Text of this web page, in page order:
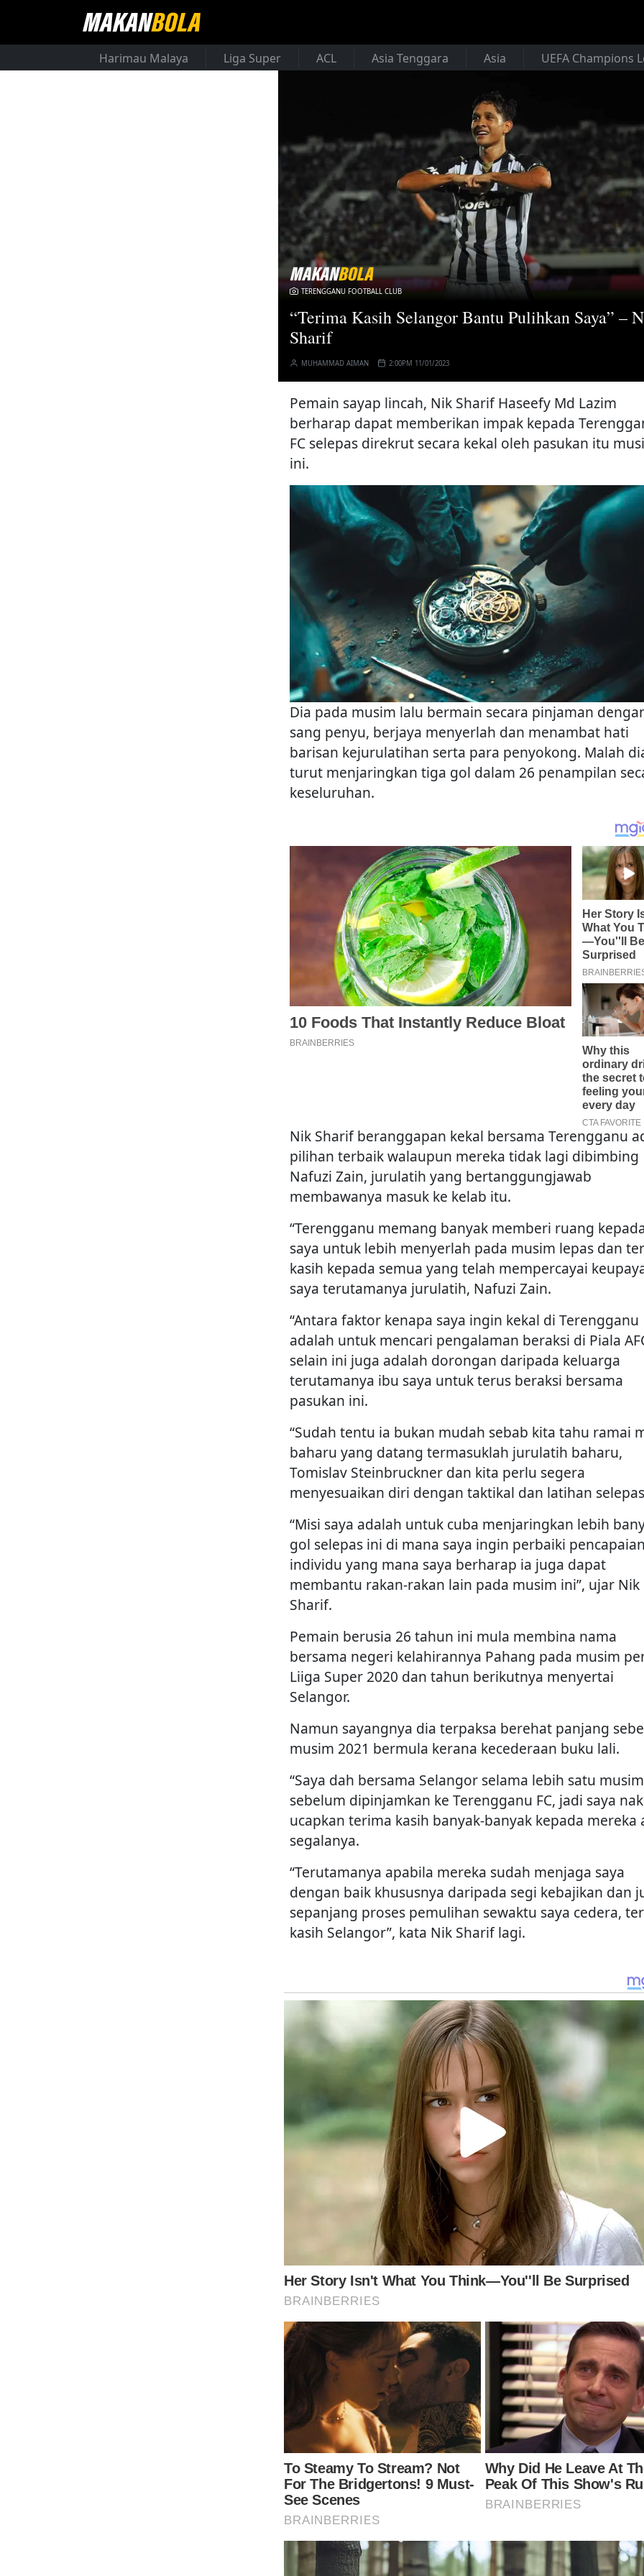
Harimau Malaya Liga Super ACL Asia Tenggara Asia UEFA Champions
TERENGGANU FOOTBALL CLUB
“Terima Kasih Selangor Bantu Pulihkan Saya” –
Sharif
MUHAMMAD AIMAN 2:00PM 11/01/2023
Pemain sayap lincah, Nik Sharif Haseefy Md Lazim
berharap dapat memberikan impak kepada
FC selepas direkrut secara kekal oleh pasukan itu
ini.
Dia pada musim lalu bermain secara pinjaman
sang penyu, berjaya menyerlah dan menambat hati
barisan kejurulatihan serta para penyokong. Malah
turut menjaringkan tiga gol dalam 26 penampilan
keseluruhan.
Nik Sharif beranggapan kekal bersama Terengganu
pilihan terbaik walaupun mereka tidak lagi dibimbing
Nafuzi Zain, jurulatih yang bertanggungjawab
membawanya masuk ke kelab itu.
“Terengganu memang banyak memberi ruang
saya untuk lebih menyerlah pada musim lepas dan
kasih kepada semua yang telah mempercayai
saya terutamanya jurulatih, Nafuzi Zain.
“Antara faktor kenapa saya ingin kekal di Terengganu
adalah untuk mencari pengalaman beraksi di Piala
selain ini juga adalah dorongan daripada keluarga
terutamanya ibu saya untuk terus beraksi bersama
pasukan ini.
“Sudah tentu ia bukan mudah sebab kita tahu ramai
baharu yang datang termasuklah jurulatih baharu,
Tomislav Steinbruckner dan kita perlu segera
menyesuaikan diri dengan taktikal dan latihan
“Misi saya adalah untuk cuba menjaringkan lebih
gol selepas ini di mana saya ingin perbaiki pencapaian
individu yang mana saya berharap ia juga dapat
membantu rakan-rakan lain pada musim ini”, ujar Nik
Sharif.
Pemain berusia 26 tahun ini mula membina nama
bersama negeri kelahirannya Pahang pada musim
Liiga Super 2020 dan tahun berikutnya menyertai
Selangor.
Namun sayangnya dia terpaksa berehat panjang
musim 2021 bermula kerana kecederaan buku lali.
“Saya dah bersama Selangor selama lebih satu musim
sebelum dipinjamkan ke Terengganu FC, jadi saya nak
ucapkan terima kasih banyak-banyak kepada mereka
segalanya.
“Terutamanya apabila mereka sudah menjaga saya
dengan baik khususnya daripada segi kebajikan dan
sepanjang proses pemulihan sewaktu saya cedera,
kasih Selangor”, kata Nik Sharif lagi.